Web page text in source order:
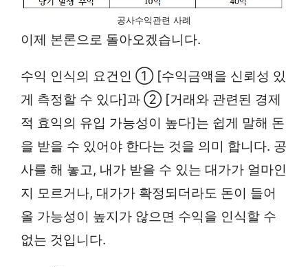
공사수익관련 사례
이제 본론으로 돌아오겠습니다.
수익 인식의 요건인 ① [수익금액을 신뢰성 있
게 측정할 수 있다]과 ② [거래와 관련된 경제
적 효익의 유입 가능성이 높다]는 쉽게 말해 돈
을 받을 수 있어야 한다는 것을 의미 합니다. 공
사를 해 놓고, 내가 받을 수 있는 대가가 얼마인
지 모르거나, 대가가 확정되더라도 돈이 들어
올 가능성이 높지가 않으면 수익을 인식할 수
없는 것입니다.